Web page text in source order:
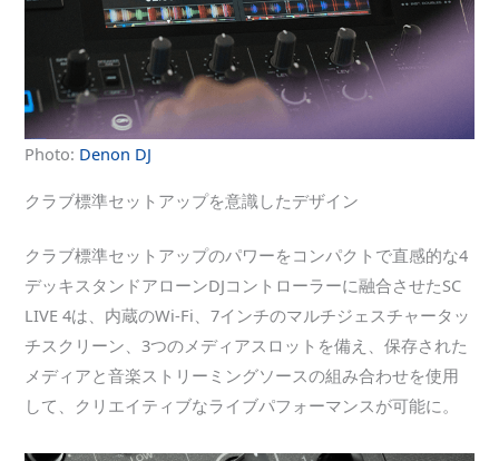
Photo: Denon DJ
クラブ標準セットアップを意識したデザイン
クラブ標準セットアップのパワーをコンパクトで直感的な4
デッキスタンドアローンDJコントローラーに融合させたSC
LIVE 4は、内蔵のWi-Fi、7インチのマルチジェスチャータッ
チスクリーン、3つのメディアスロットを備え、保存された
メディアと音楽ストリーミングソースの組み合わせを使用
して、クリエイティブなライブパフォーマンスが可能に。